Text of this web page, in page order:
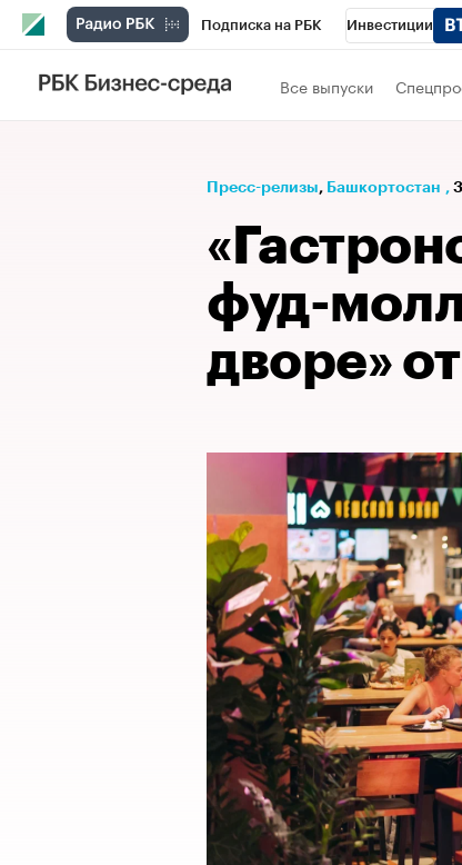
Подписка на РБК Инвестиции
РБК Вино
Проверка контрагентов
Все выпуски
Пресс-релизы⁠, Башкортостан ,
фуд-молл
дворе»